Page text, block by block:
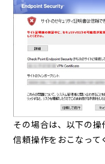
その場合は、以下の
信頼操作をおこなって